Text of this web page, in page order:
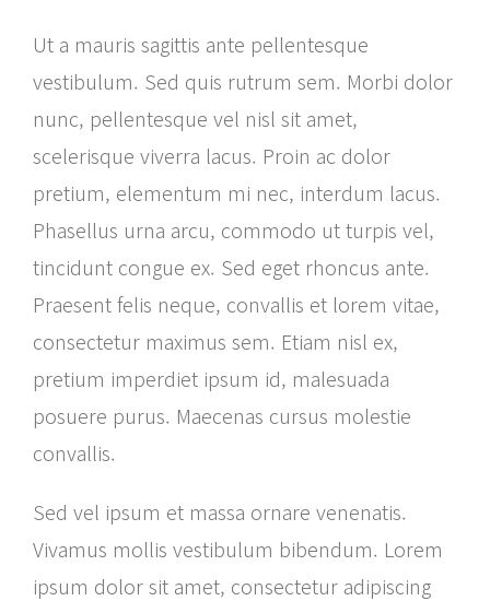
Ut a mauris sagittis ante pellentesque
vestibulum. Sed quis rutrum sem. Morbi dolor
nunc, pellentesque vel nisl sit amet,
scelerisque viverra lacus. Proin ac dolor
pretium, elementum mi nec, interdum lacus.
Phasellus urna arcu, commodo ut turpis vel,
tincidunt congue ex. Sed eget rhoncus ante.
Praesent felis neque, convallis et lorem vitae,
consectetur maximus sem. Etiam nisl ex,
pretium imperdiet ipsum id, malesuada
posuere purus. Maecenas cursus molestie
convallis.
Sed vel ipsum et massa ornare venenatis.
Vivamus mollis vestibulum bibendum. Lorem
ipsum dolor sit amet, consectetur adipiscing